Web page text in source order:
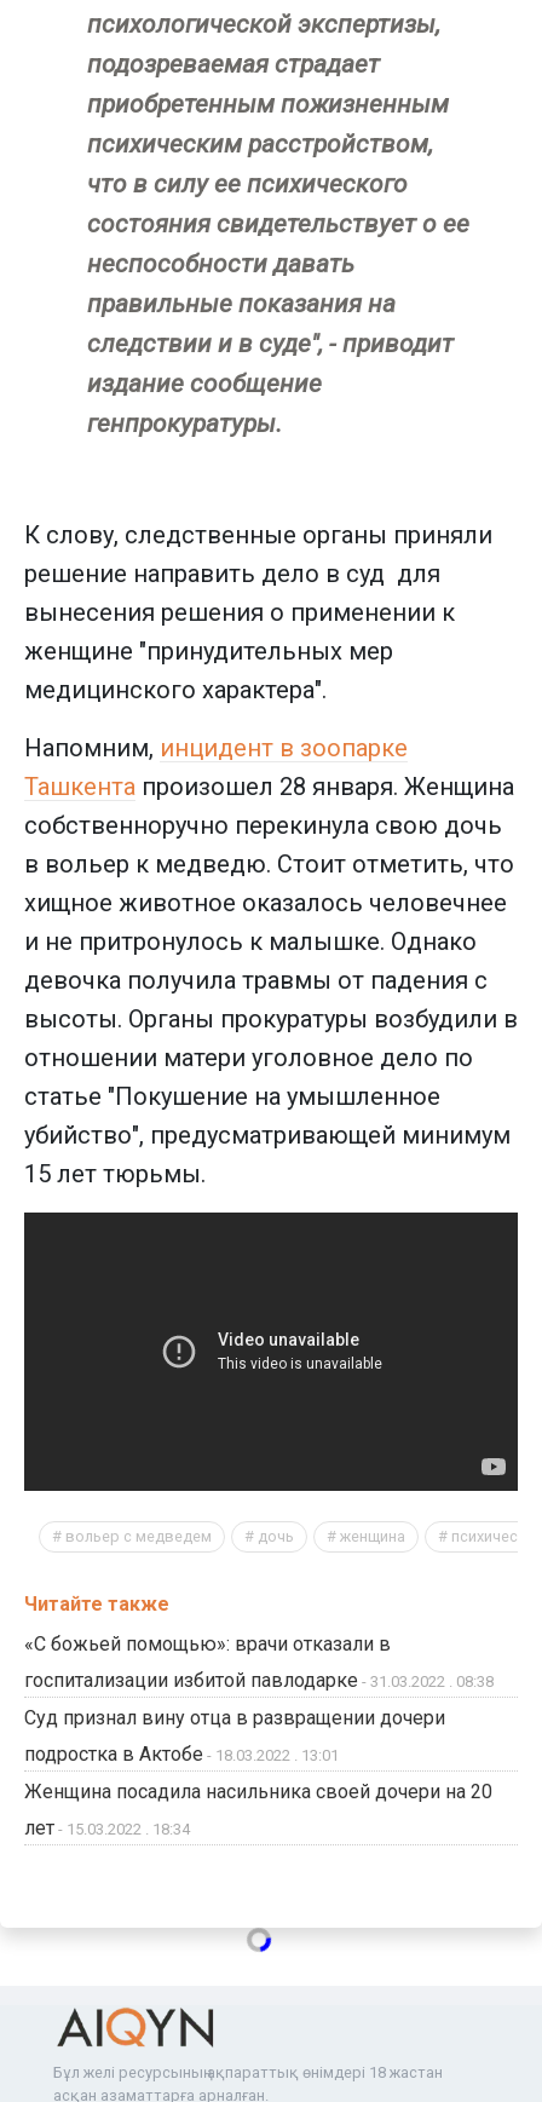
психологической экспертизы,
подозреваемая страдает
приобретенным пожизненным
психическим расстройством,
что в силу ее психического
состояния свидетельствует о ее
неспособности давать
правильные показания на
следствии и в суде", - приводит
издание сообщение
генпрокуратуры.
К слову, следственные органы приняли
решение направить дело в суд для
вынесения решения о применении к
женщине "принудительных мер
медицинского характера".
Напомним, инцидент в зоопарке
Ташкента произошел 28 января. Женщина
собственноручно перекинула свою дочь
в вольер к медведю. Стоит отметить, что
хищное животное оказалось человечнее
и не притронулось к малышке. Однако
девочка получила травмы от падения с
высоты. Органы прокуратуры возбудили в
отношении матери уголовное дело по
статье "Покушение на умышленное
убийство", предусматривающей минимум
15 лет тюрьмы.
вольер с медведем дочь женщина
Читайте также
«С божьей помощью»: врачи отказали в
госпитализации избитой павлодарке - 31.03.2022 . 08:38
Суд признал вину отца в развращении дочери
подростка в Актобе - 18.03.2022 . 13:01
Женщина посадила насильника своей дочери на 20
лет - 15.03.2022 . 18:34
Бұл желі ресурсының ақпараттық өнімдері 18 жастан
асқан азаматтарға арналған.